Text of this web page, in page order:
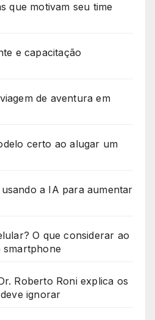
que motivam seu time
e capacitação
de aventura em
certo ao alugar um
a IA para aumentar
O que considerar ao
smartphone
Roberto Roni explica os
ignorar